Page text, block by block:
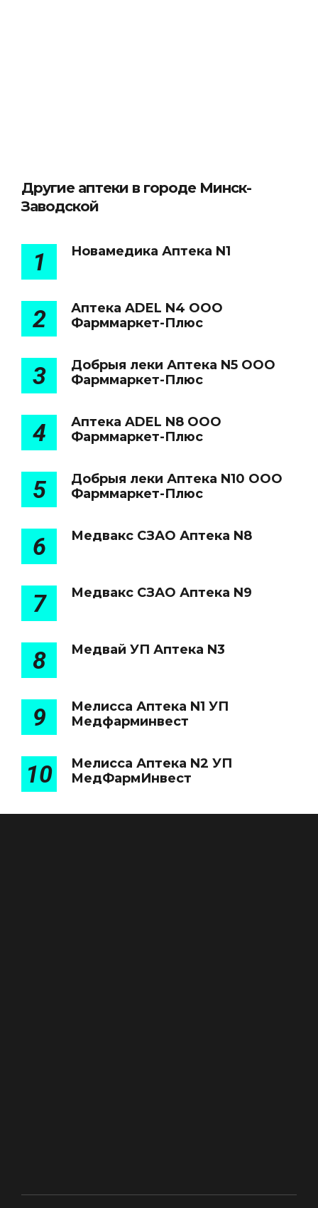
Другие аптеки в городе Минск-
Заводской
1 Новамедика Аптека N1
2
Аптека ADEL N4 ООО
Фарммаркет-Плюс
3
Добрыя леки Аптека N5 ООО
Фарммаркет-Плюс
4
Аптека ADEL N8 ООО
Фарммаркет-Плюс
5
Добрыя леки Аптека N10 ООО
Фарммаркет-Плюс
6 Медвакс СЗАО Аптека N8
7 Медвакс СЗАО Аптека N9
8 Медвай УП Аптека N3
9
Мелисса Аптека N1 УП
Медфарминвест
10
Мелисса Аптека N2 УП
МедФармИнвест